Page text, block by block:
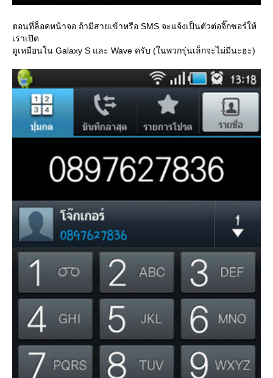
ตอนที่ล็อคหน้าจอ ถ้ามีสายเข้าหรือ SMS จะแจ้งเป็นตัวต่อจิ๊กซอร์ให้
เราเปิด
ดูเหมือนใน Galaxy S และ Wave ครับ (ในพวกรุ่นเล็กจะไม่มีนะฮะ)